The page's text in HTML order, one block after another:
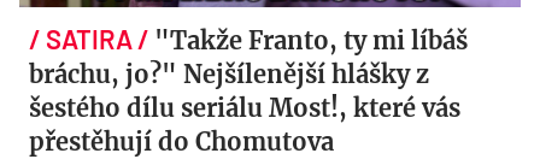
"Takže Franto, ty mi líbáš
bráchu, jo?" Nejšílenější hlášky z
šestého dílu seriálu Most!, které vás
přestěhují do Chomutova